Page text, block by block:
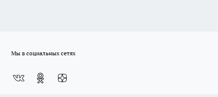
Мы в социальных сетях